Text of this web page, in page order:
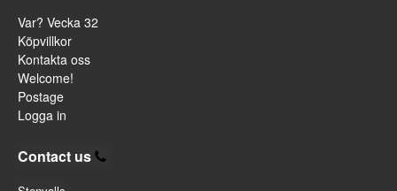
Var? Vecka 32
Köpvillkor
Kontakta oss
Welcome!
Postage
Logga in
Contact us